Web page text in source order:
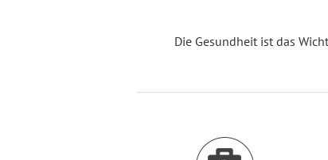
Die Gesundheit ist das